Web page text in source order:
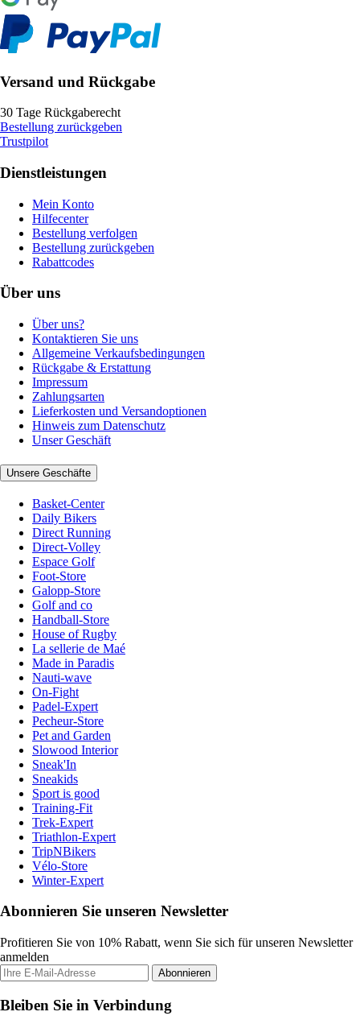
Versand und Rückgabe
30 Tage Rückgaberecht
Bestellung zurückgeben
Trustpilot
Dienstleistungen
Mein Konto
Hilfecenter
Bestellung verfolgen
Bestellung zurückgeben
Rabattcodes
Über uns
Über uns?
Kontaktieren Sie uns
Allgemeine Verkaufsbedingungen
Rückgabe & Erstattung
Impressum
Zahlungsarten
Lieferkosten und Versandoptionen
Hinweis zum Datenschutz
Unser Geschäft
Unsere Geschäfte
Basket-Center
Daily Bikers
Direct Running
Direct-Volley
Espace Golf
Foot-Store
Galopp-Store
Golf and co
Handball-Store
House of Rugby
La sellerie de Maé
Made in Paradis
Nauti-wave
On-Fight
Padel-Expert
Pecheur-Store
Pet and Garden
Slowood Interior
Sneak'In
Sneakids
Sport is good
Training-Fit
Trek-Expert
Triathlon-Expert
TripNBikers
Vélo-Store
Winter-Expert
Abonnieren Sie unseren Newsletter
Profitieren Sie von 10% Rabatt, wenn Sie sich für unseren Newsletter
anmelden
Abonnieren
Bleiben Sie in Verbindung